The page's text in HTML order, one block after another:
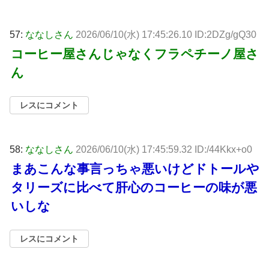
57: ななしさん 2026/06/10(水) 17:45:26.10 ID:2DZg/gQ30
コーヒー屋さんじゃなくフラペチーノ屋さ
ん
レスにコメント
58: ななしさん 2026/06/10(水) 17:45:59.32 ID:/44Kkx+o0
まあこんな事言っちゃ悪いけどドトールや
タリーズに比べて肝心のコーヒーの味が悪
いしな
レスにコメント